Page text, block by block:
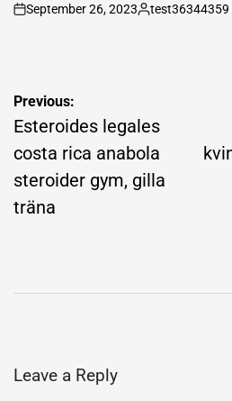
on
September 26, 2023
Posted
test36344359
Post
navigation
Previous:
Esteroides legales
costa rica anabola
steroider gym, gilla
träna
Leave a Reply